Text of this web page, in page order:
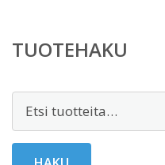
TUOTEHAKU
Etsi: